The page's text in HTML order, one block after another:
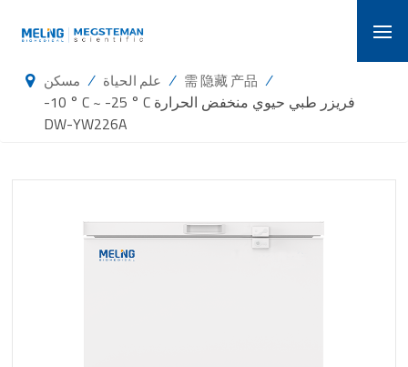
مسكن / علم الحياة / 需 隐藏 产品 /
-10 ° C ~ -25 ° C فريزر طبي حيوي منخفض الحرارة
DW-YW226A